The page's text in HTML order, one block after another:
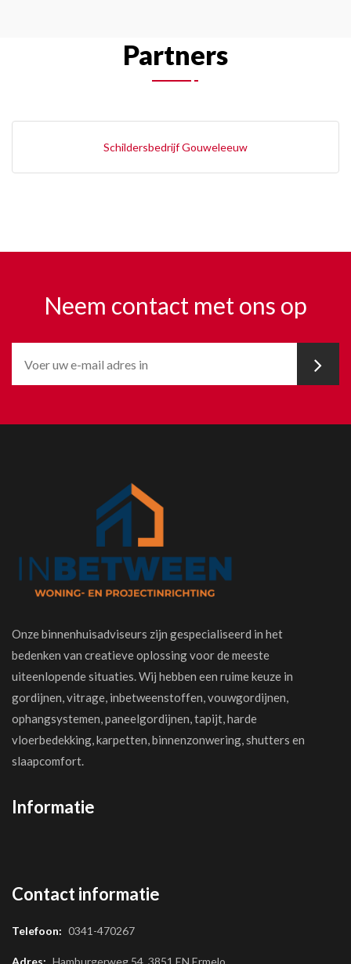
Partners
Schildersbedrijf Gouweleeuw
Neem contact met ons op
Onze binnenhuisadviseurs zijn gespecialiseerd in het
bedenken van creatieve oplossing voor de meeste
uiteenlopende situaties. Wij hebben een ruime keuze in
gordijnen, vitrage, inbetweenstoffen, vouwgordijnen,
ophangsystemen, paneelgordijnen, tapijt, harde
vloerbedekking, karpetten, binnenzonwering, shutters en
slaapcomfort.
Informatie
Contact informatie
Telefoon: 0341-470267
Adres: Hamburgerweg 54, 3851 EN Ermelo